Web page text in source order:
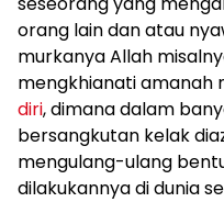
orang lain dan atau
murkanya Allah
mengkhianati amanah
diri, dimana dalam
bersangkutan kelak
mengulang-ulang
dilakukannya di dunia